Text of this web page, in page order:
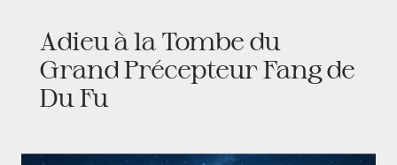
Adieu à la Tombe du
Grand Précepteur Fang de
Du Fu